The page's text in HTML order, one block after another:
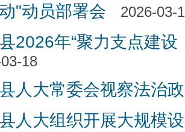
"动员部署会
2026-03-
2026年“聚力支点建设
18
人大常委会视察法治
人大组织开展大规模